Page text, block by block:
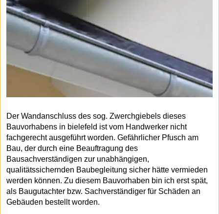
Der Wandanschluss des sog. Zwerchgiebels dieses
Bauvorhabens in bielefeld ist vom Handwerker nicht
fachgerecht ausgeführt worden. Gefährlicher Pfusch am
Bau, der durch eine Beauftragung des
Bausachverständigen zur unabhängigen,
qualitätssichernden Baubegleitung sicher hätte vermieden
werden können. Zu diesem Bauvorhaben bin ich erst spät,
als Baugutachter bzw. Sachverständiger für Schäden an
Gebäuden bestellt worden.